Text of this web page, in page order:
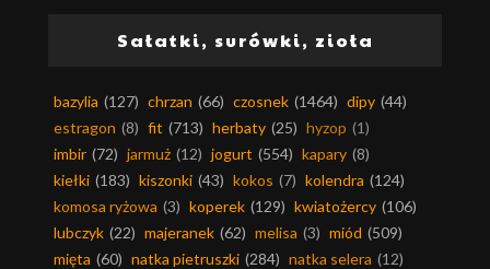
Sałatki, surówki, zioła
bazylia (127) chrzan (66) czosnek (1464) dipy (44)
estragon (8) fit (713) herbaty (25) hyzop (1)
imbir (72) jarmuż (12) jogurt (554) kapary (8)
kiełki (183) kiszonki (43) kokos (7) kolendra (124)
komosa ryżowa (3) koperek (129) kwiatożercy (106)
lubczyk (22) majeranek (62) melisa (3) miód (509)
mięta (60) natka pietruszki (284) natka selera (12)